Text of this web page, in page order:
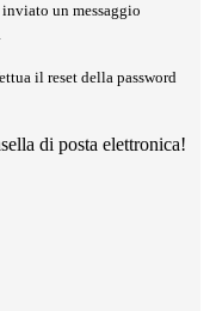
inviato un messaggio
il reset della password
di posta elettronica!